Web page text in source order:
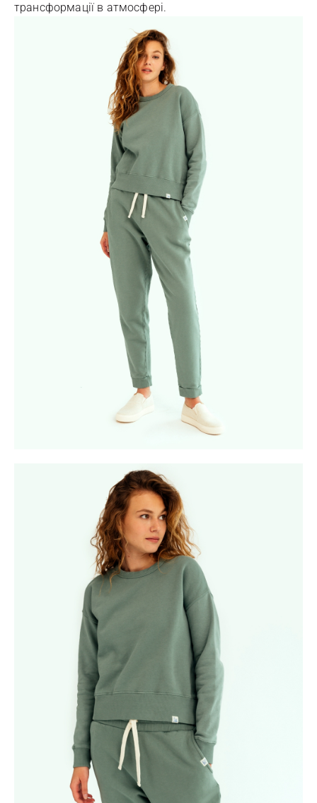
трансформації в атмосфері.